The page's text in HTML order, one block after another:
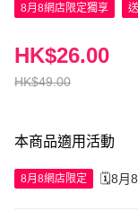
8月8網店限定獨享
HK$49.00
HK$26.00
本商品適用活動
8月8網店限定 🗓️8月8